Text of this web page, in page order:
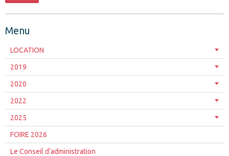
Menu
LOCATION
2019
2020
2022
2025
FOIRE 2026
Le Conseil d’administration